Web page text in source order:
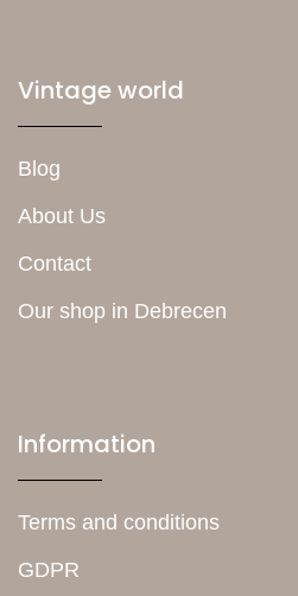
Vintage world
Blog
About Us
Contact
Our shop in Debrecen
Information
Terms and conditions
GDPR